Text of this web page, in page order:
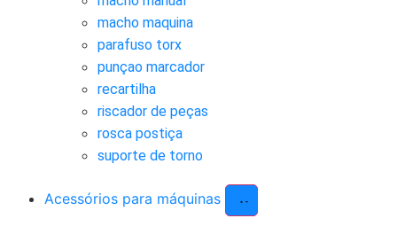
macho maquina
parafuso torx
punçao marcador
recartilha
riscador de peças
rosca postiça
suporte de torno
Acessórios para máquinas